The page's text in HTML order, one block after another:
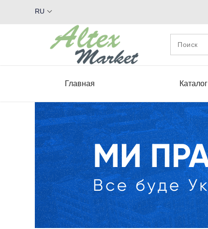
RU
Главная Каталог